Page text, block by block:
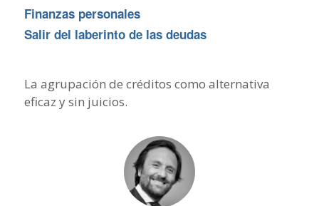
Finanzas personales
Salir del laberinto de las deudas
La agrupación de créditos como alternativa
eficaz y sin juicios.